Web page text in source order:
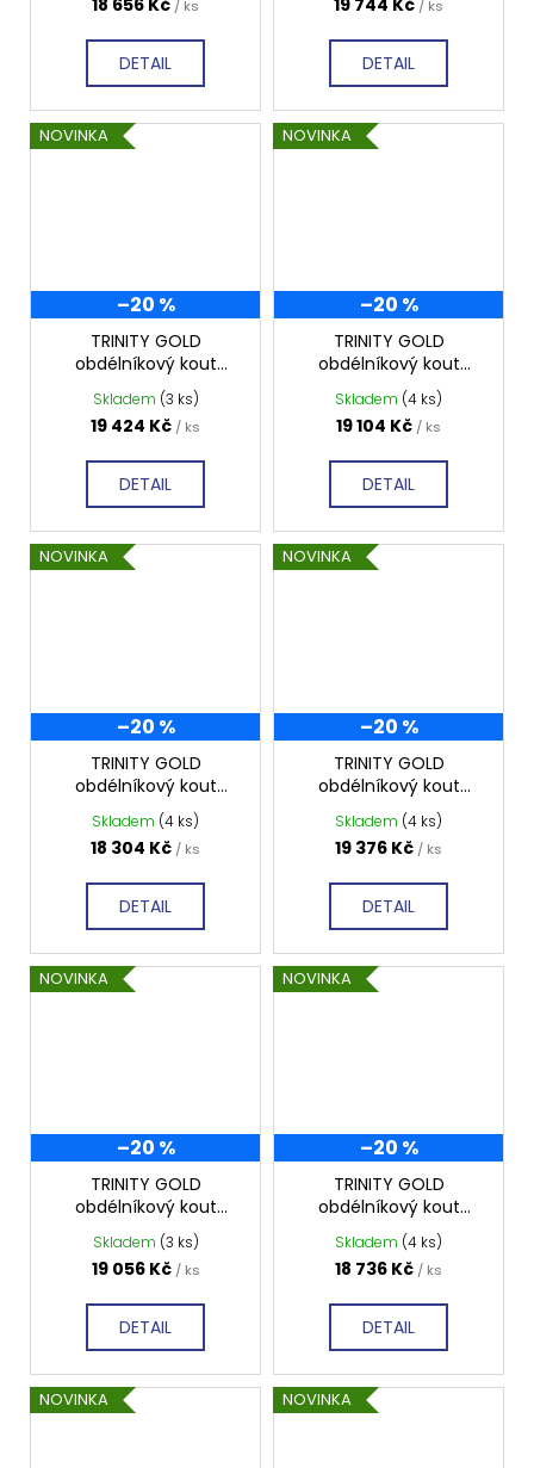
80ML-G
18 656 Kč / ks
DETAIL
12ML-G
19 744 Kč / ks
DETAIL
NOVINKA
–20 %
TRINITY GOLD
obdélníkový kout
1100x900mm levý,
matné sklo, GT5690-
11ML-G
Skladem (3 ks)
19 424 Kč / ks
DETAIL
NOVINKA
–20 %
TRINITY GOLD
obdélníkový kout
1000x900mm levý,
matné sklo, GT5690-
10ML-G
Skladem (4 ks)
19 104 Kč / ks
DETAIL
NOVINKA
–20 %
TRINITY GOLD
obdélníkový kout
800x900mm levý,
matné sklo, GT5690-
80ML-G
Skladem (4 ks)
18 304 Kč / ks
DETAIL
NOVINKA
–20 %
TRINITY GOLD
obdélníkový kout
1200x800mm levý,
matné sklo, GT5680-
12ML-G
Skladem (4 ks)
19 376 Kč / ks
DETAIL
NOVINKA
–20 %
TRINITY GOLD
obdélníkový kout
1100x800mm levý,
matné sklo, GT5680-
11ML-G
Skladem (3 ks)
19 056 Kč / ks
DETAIL
NOVINKA
–20 %
TRINITY GOLD
obdélníkový kout
1000x800mm levý,
matné sklo, GT5680-
10ML-G
Skladem (4 ks)
18 736 Kč / ks
DETAIL
NOVINKA NOVINKA